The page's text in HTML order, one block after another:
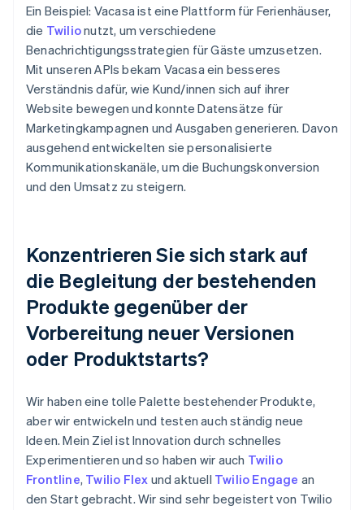
Ein Beispiel: Vacasa ist eine Plattform für Ferienhäuser,
die Twilionutzt, um verschiedene
Benachrichtigungsstrategien für Gäste umzusetzen.
Mit unseren APIs bekam Vacasa ein besseres
Verständnis dafür, wie Kund/innen sich auf ihrer
Website bewegen und konnte Datensätze für
Marketingkampagnen und Ausgaben generieren. Davon
ausgehend entwickelten sie personalisierte
Kommunikationskanäle, um die Buchungskonversion
und den Umsatz zu steigern.
Konzentrieren Sie sich stark auf
die Begleitung der bestehenden
Produkte gegenüber der
Vorbereitung neuer Versionen
oder Produktstarts?
Wir haben eine tolle Palette bestehender Produkte,
aber wir entwickeln und testen auch ständig neue
Ideen. Mein Ziel ist Innovation durch schnelles
Experimentieren und so haben wir auch Twilio
Frontline, Twilio Flex und aktuell Twilio Engage an
den Start gebracht. Wir sind sehr begeistert von Twilio